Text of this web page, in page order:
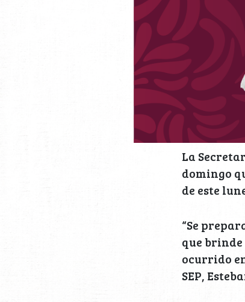
La
domingo
de este
“Se
que
ocurrido
SEP,